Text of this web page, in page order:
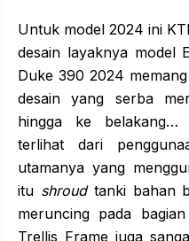
Untuk model 2024 ini
desain layaknya model
Duke 390 2024
desain yang serba
hingga ke belakang…
terlihat dari
utamanya yang
itu shroudtanki bahan
meruncing pada
Trellis Frame juga